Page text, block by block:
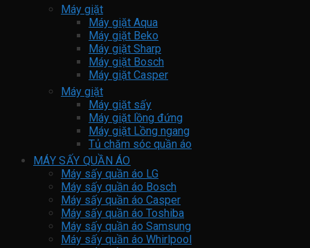
Máy giặt
Máy giặt Aqua
Máy giặt Beko
Máy giặt Sharp
Máy giặt Bosch
Máy giặt Casper
Máy giặt
Máy giặt sấy
Máy giặt lồng đứng
Máy giặt Lồng ngang
Tủ chăm sóc quần áo
MÁY SẤY QUẦN ÁO
Máy sấy quần áo LG
Máy sấy quần áo Bosch
Máy sấy quần áo Casper
Máy sấy quần áo Toshiba
Máy sấy quần áo Samsung
Máy sấy quần áo Whirlpool